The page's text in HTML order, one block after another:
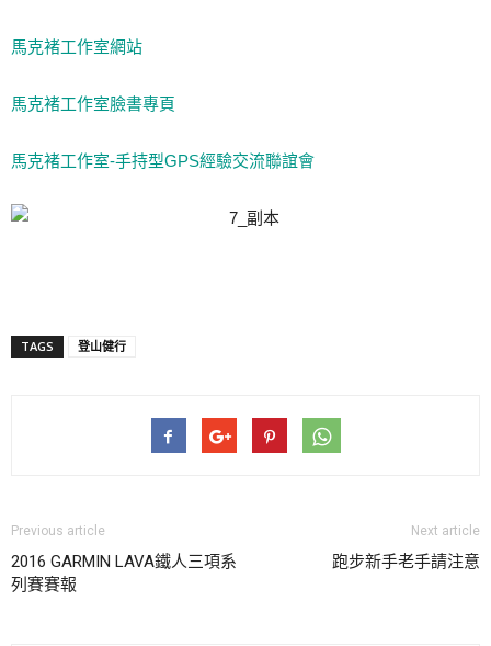
馬克褚工作室網站
馬克褚工作室臉書專頁
馬克褚工作室-手持型GPS經驗交流聯誼會
TAGS 登山健行
Previous article
2016 GARMIN LAVA鐵人三項系
列賽賽報
Next article
跑步新手老手請注意